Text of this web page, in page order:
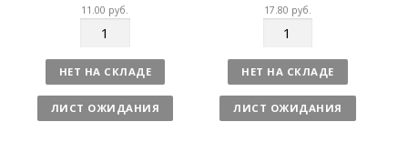
11.00 руб.
л
и
ч
е
НЕТ НА СКЛАДЕ
ЛИСТ ОЖИДАНИЯ
17.80 руб.
л
и
ч
е
НЕТ НА СКЛАДЕ
ЛИСТ ОЖИДАНИЯ